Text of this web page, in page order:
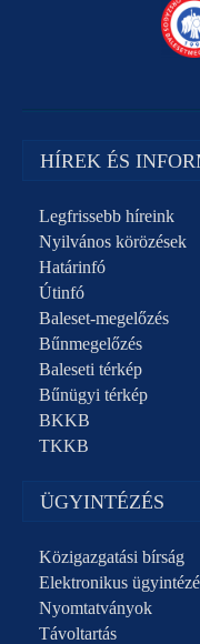
HÍREK ÉS
Legfrissebb híreink
Nyilvános körözések
Határinfó
Útinfó
Baleset-megelőzés
Bűnmegelőzés
Baleseti térkép
Bűnügyi térkép
BKKB
TKKB
ÜGYINTÉZÉS
Közigazgatási bírság
Elektronikus
Nyomtatványok
Távoltartás